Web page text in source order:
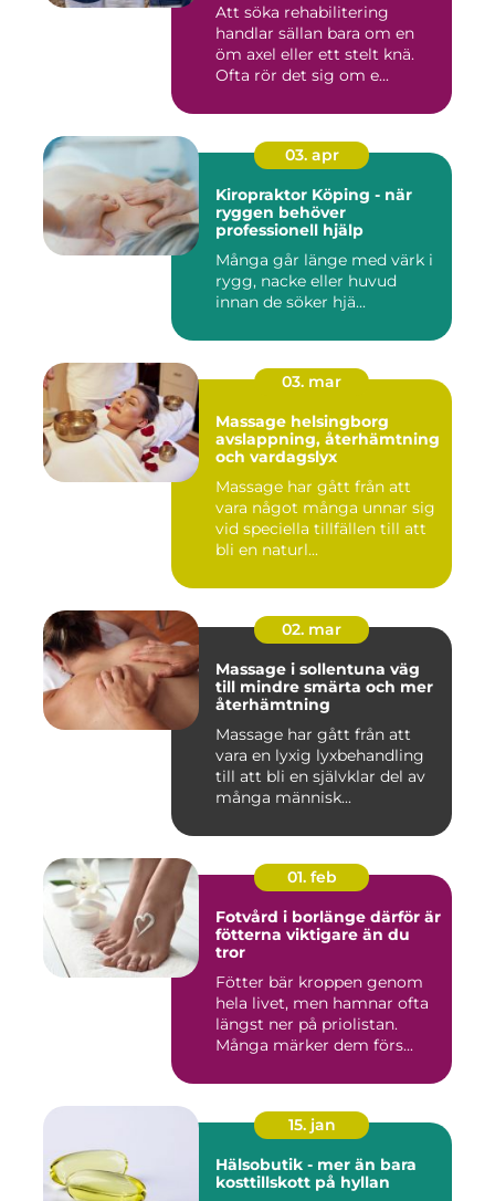
Att söka rehabilitering
handlar sällan bara om en
öm axel eller ett stelt knä.
Ofta rör det sig om e...
03. apr
Kiropraktor Köping - när
ryggen behöver
professionell hjälp
Många går länge med värk i
rygg, nacke eller huvud
innan de söker hjä...
03. mar
Massage helsingborg
avslappning, återhämtning
och vardagslyx
Massage har gått från att
vara något många unnar sig
vid speciella tillfällen till att
bli en naturl...
02. mar
Massage i sollentuna väg
till mindre smärta och mer
återhämtning
Massage har gått från att
vara en lyxig lyxbehandling
till att bli en självklar del av
många människ...
01. feb
Fotvård i borlänge därför är
fötterna viktigare än du
tror
Fötter bär kroppen genom
hela livet, men hamnar ofta
längst ner på priolistan.
Många märker dem förs...
15. jan
Hälsobutik - mer än bara
kosttillskott på hyllan